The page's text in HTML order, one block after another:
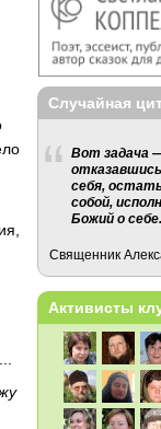
Случайная
Вот задача
себя,
собой,
Божий о себе.
Священник
Активисты